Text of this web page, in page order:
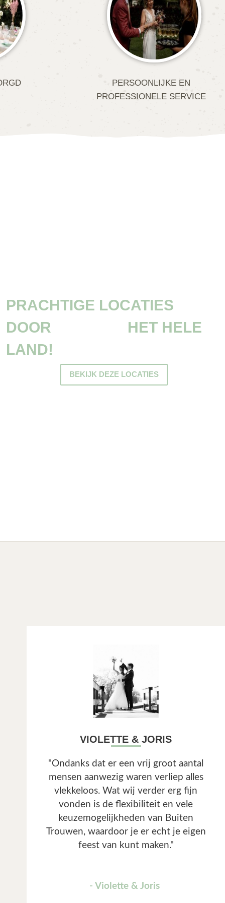
PERSOONLIJKE EN
PROFESSIONELE SERVICE
PRACHTIGE LOCATIES
DOOR HET HELE
LAND!
BEKIJK DEZE LOCATIES
VIOLETTE & JORIS
"Ondanks dat er een vrij groot aantal
mensen aanwezig waren verliep alles
vlekkeloos. Wat wij verder erg fijn
vonden is de flexibiliteit en vele
keuzemogelijkheden van Buiten
Trouwen, waardoor je er echt je eigen
feest van kunt maken."
- Violette & Joris